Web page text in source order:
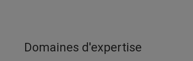
Domaines d'expertise